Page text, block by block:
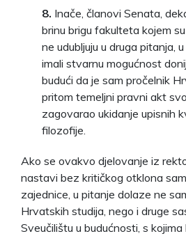
8. Inače, članovi Senata,
brinu brigu fakulteta kojem
ne udubljuju u druga pitanja,
imali stvarnu mogućnost
budući da je sam pročelnik
pritom temeljni pravni akt
zagovarao ukidanje upisnih
filozofije.
Ako se ovakvo djelovanje iz
nastavi bez kritičkog otklona
zajednice, u pitanje dolaze ne
Hrvatskih studija, nego i druge
Sveučilištu u budućnosti, s